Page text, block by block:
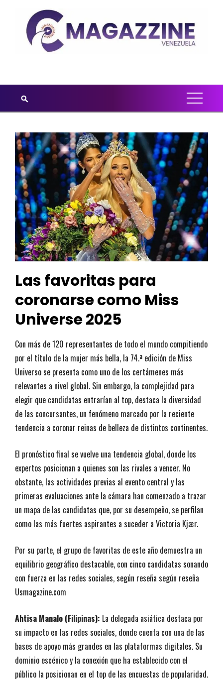
Las favoritas para
coronarse como Miss
Universe 2025
Con más de 120 representantes de todo el mundo compitiendo
por el título de la mujer más bella, la 74.ª edición de Miss
Universo se presenta como uno de los certámenes más
relevantes a nivel global. Sin embargo, la complejidad para
elegir que candidatas entrarían al top, destaca la diversidad
de las concursantes, un fenómeno marcado por la reciente
tendencia a coronar reinas de belleza de distintos continentes.
El pronóstico final se vuelve una tendencia global, donde los
expertos posicionan a quienes son las rivales a vencer. No
obstante, las actividades previas al evento central y las
primeras evaluaciones ante la cámara han comenzado a trazar
un mapa de las candidatas que, por su desempeño, se perfilan
como las más fuertes aspirantes a suceder a Victoria Kjær.
Por su parte, el grupo de favoritas de este año demuestra un
equilibrio geográfico destacable, con cinco candidatas sonando
con fuerza en las redes sociales, según reseña según reseña
Usmagazine.com
Ahtisa Manalo (Filipinas): La delegada asiática destaca por
su impacto en las redes sociales, donde cuenta con una de las
bases de apoyo más grandes en las plataformas digitales. Su
dominio escénico y la conexión que ha establecido con el
público la posicionan en el top de las encuestas de popularidad.